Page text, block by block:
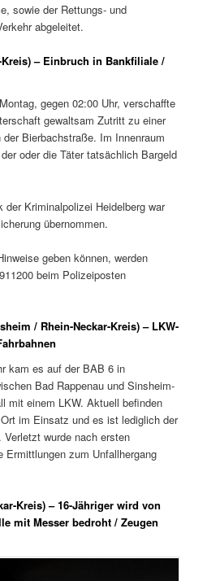
sowie der Rettungs- und
abgeleitet.
– Einbruch in Bankfiliale /
gegen 02:00 Uhr, verschaffte
gewaltsam Zutritt zu einer
Bierbachstraße. Im Innenraum
oder die Täter tatsächlich Bargeld
der Kriminalpolizei Heidelberg war
übernommen.
geben können, werden
beim Polizeiposten
/ Rhein-Neckar-Kreis) – LKW-
kam es auf der BAB 6 in
Bad Rappenau und Sinsheim-
mit einem LKW. Aktuell befinden
im Einsatz und es ist lediglich der
wurde nach ersten
Ermittlungen zum Unfallhergang
Kreis) – 16-Jähriger wird von
mit Messer bedroht / Zeugen